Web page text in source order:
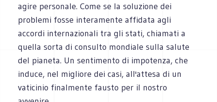
agire personale. Come se la soluzione dei
problemi fosse interamente affidata agli
accordi internazionali tra gli stati, chiamati a
quella sorta di consulto mondiale sulla salute
del pianeta. Un sentimento di impotenza, che
induce, nel migliore dei casi, all'attesa di un
vaticinio finalmente fausto per il nostro